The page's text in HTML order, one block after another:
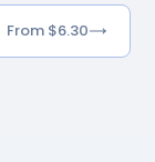
From $6.30